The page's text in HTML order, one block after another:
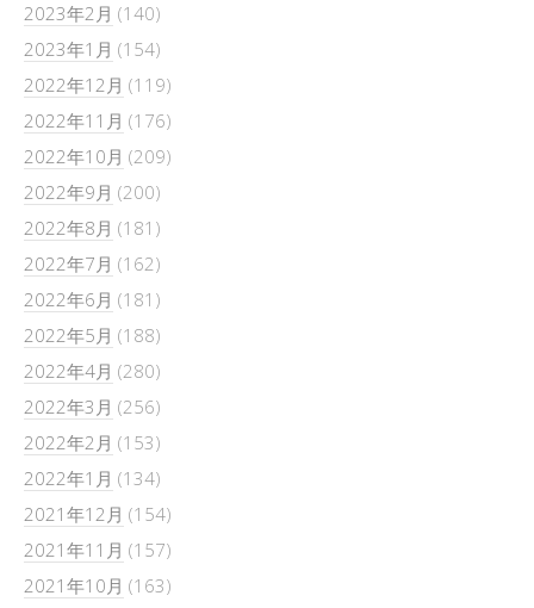
2023年2月 (140)
2023年1月 (154)
2022年12月 (119)
2022年11月 (176)
2022年10月 (209)
2022年9月 (200)
2022年8月 (181)
2022年7月 (162)
2022年6月 (181)
2022年5月 (188)
2022年4月 (280)
2022年3月 (256)
2022年2月 (153)
2022年1月 (134)
2021年12月 (154)
2021年11月 (157)
2021年10月 (163)